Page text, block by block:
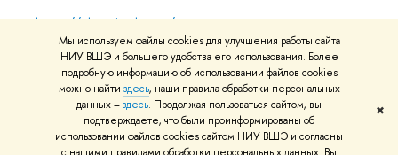
Мы используем файлы cookies для улучшения работы сайта
НИУ ВШЭ и большего удобства его использования. Более
подробную информацию об использовании файлов cookies
можно найти здесь, наши правила обработки персональных
данных –здесь. Продолжая пользоваться сайтом, вы
подтверждаете, что были проинформированы об
использовании файлов cookies сайтом НИУ ВШЭ и согласны
✖
https://elearning.hse.ru/mooc
Массовые открытые онлайн-курсы
© НИУ ВШЭ 1993–2026 Адреса и контактыУсловия
использования материаловПолитика конфиденциальности
Карта сайта